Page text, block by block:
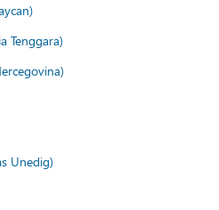
Tenggara)
Unedig)